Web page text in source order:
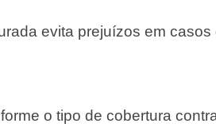
evita prejuízos em casos
o tipo de cobertura